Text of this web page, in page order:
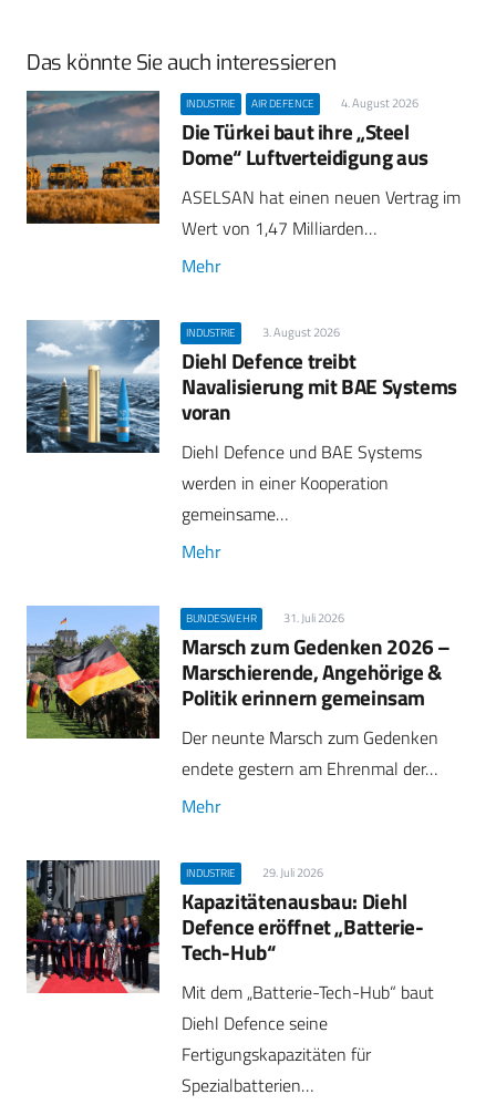
Das könnte Sie auch interessieren
INDUSTRIE AIR DEFENCE 4. August 2026
Die Türkei baut ihre „Steel
Dome“ Luftverteidigung aus
ASELSAN hat einen neuen Vertrag im
Wert von 1,47 Milliarden…
Mehr
INDUSTRIE 3. August 2026
Diehl Defence treibt
Navalisierung mit BAE Systems
voran
Diehl Defence und BAE Systems
werden in einer Kooperation
gemeinsame…
Mehr
BUNDESWEHR 31. Juli 2026
Marsch zum Gedenken 2026 –
Marschierende, Angehörige &
Politik erinnern gemeinsam
Der neunte Marsch zum Gedenken
endete gestern am Ehrenmal der…
Mehr
INDUSTRIE 29. Juli 2026
Kapazitätenausbau: Diehl
Defence eröffnet „Batterie-
Tech-Hub“
Mit dem „Batterie-Tech-Hub“ baut
Diehl Defence seine
Fertigungskapazitäten für
Spezialbatterien…